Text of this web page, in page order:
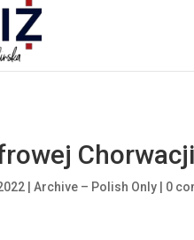
Archive – Polish Only 0